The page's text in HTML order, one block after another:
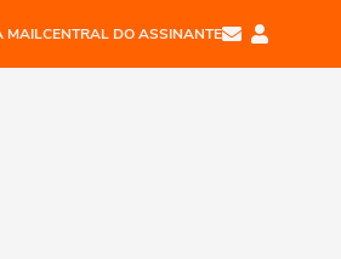
MAILCENTRAL DO ASSINANTE